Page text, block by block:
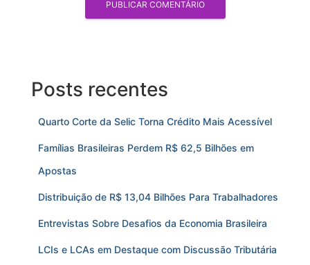
Posts recentes
Quarto Corte da Selic Torna Crédito Mais Acessível
Famílias Brasileiras Perdem R$ 62,5 Bilhões em
Apostas
Distribuição de R$ 13,04 Bilhões Para Trabalhadores
Entrevistas Sobre Desafios da Economia Brasileira
LCIs e LCAs em Destaque com Discussão Tributária